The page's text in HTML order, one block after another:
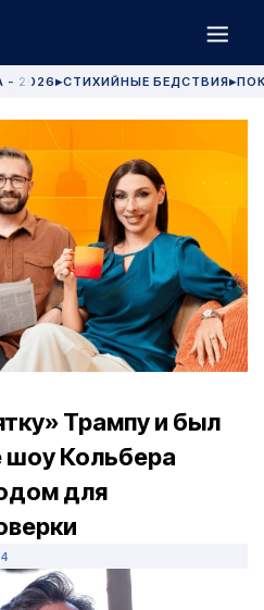
- 2026 ▶СТИХИЙНЫЕ БЕДСТВИЯ▶
Трампу и был
шоу Кольбера
для